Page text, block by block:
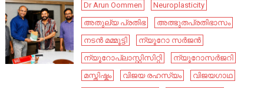
Dr Arun Oommen
Neuroplasticity
അതുല്യ പ്രതിഭ
അത്ഭുതപ്രതിഭാസം
നടൻ മമ്മൂട്ടി
ന്യൂറോ സർജൻ
ന്യൂറോപ്ലാസ്റ്റിസിറ്റി
ന്യൂറോസർജറി
മസ്തിഷ്കം
വിജയ രഹസ്യം
വിജയഗാഥ